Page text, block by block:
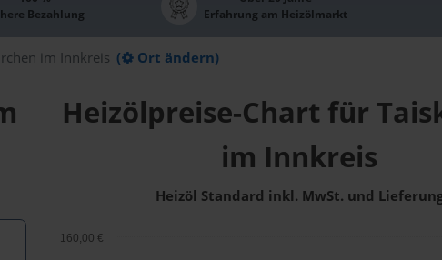
Bezahlung
Erfahrung am Heizölmarkt
im Innkreis ( Ort ändern)
Heizölpreise-Chart für
im Innkreis
Heizöl Standard inkl. MwSt. und
160,00 €